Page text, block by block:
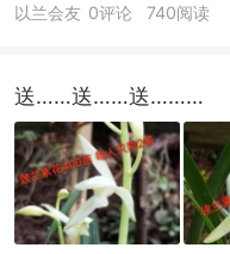
以兰会友 0评论 740阅读
送……送……送………